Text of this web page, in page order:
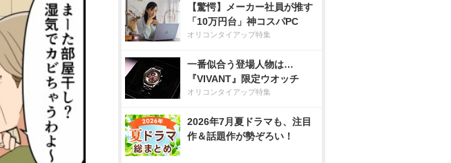
【驚愕】メーカー社員が推す
「10万円台」神コスパPC
オリコンタイアップ特集
一番似合う登場人物は…
『VIVANT』限定ウオッチ
オリコンタイアップ特集
2026年7月夏ドラマも、注目
作＆話題作が勢ぞろい！